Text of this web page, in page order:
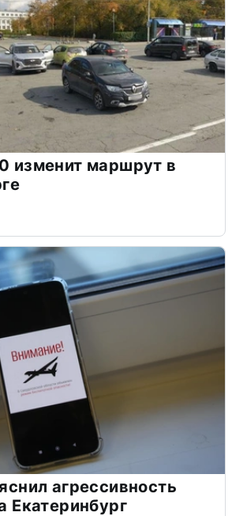
изменит маршрут в
агрессивность
Екатеринбург